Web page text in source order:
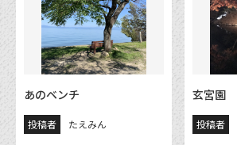
あのベンチ
投稿者 たえみん
玄宮園
投稿者